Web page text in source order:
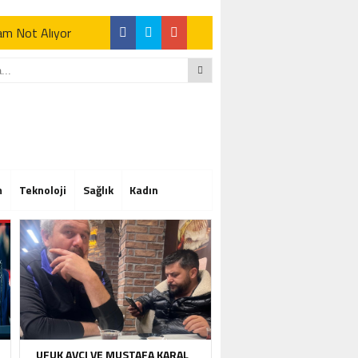
Not Alıyor
Not Alıyor
Teknoloji Sağlık Kadın
UFUK AVCI VE MUSTAFA KARAL